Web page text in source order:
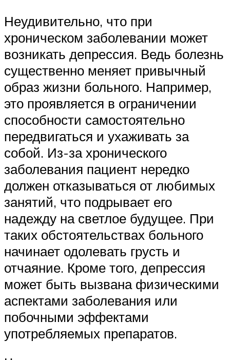
Неудивительно, что при
хроническом заболевании может
возникать депрессия. Ведь болезнь
существенно меняет привычный
образ жизни больного. Например,
это проявляется в ограничении
способности самостоятельно
передвигаться и ухаживать за
собой. Из-за хронического
заболевания пациент нередко
должен отказываться от любимых
занятий, что подрывает его
надежду на светлое будущее. При
таких обстоятельствах больного
начинает одолевать грусть и
отчаяние. Кроме того, депрессия
может быть вызвана физическими
аспектами заболевания или
побочными эффектами
употребляемых препаратов.